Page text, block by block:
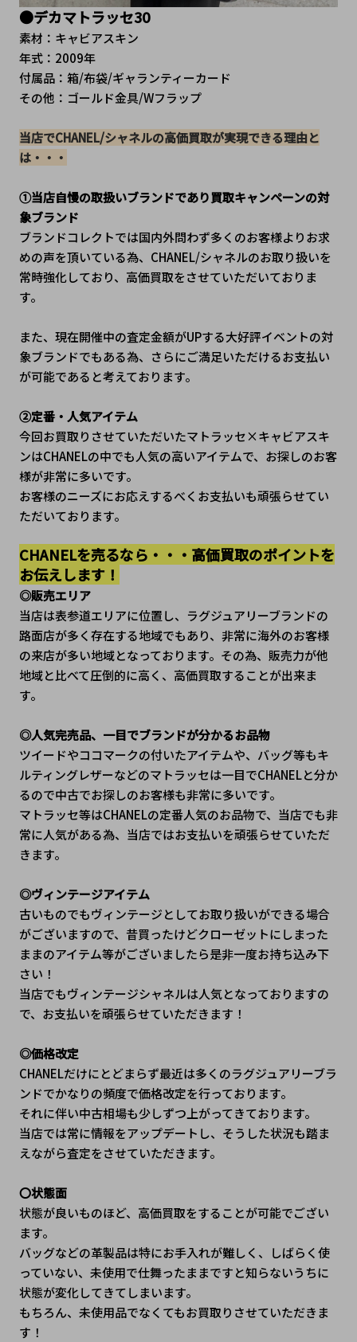
●デカマトラッセ30
素材：キャビアスキン
年式：2009年
付属品：箱/布袋/ギャランティーカード
その他：ゴールド金具/Wフラップ
当店でCHANEL/シャネルの高価買取が実現できる理由と
は・・・
①当店自慢の取扱いブランドであり買取キャンペーンの対
象ブランド
ブランドコレクトでは国内外問わず多くのお客様よりお求
めの声を頂いている為、CHANEL/シャネルのお取り扱いを
常時強化しており、高価買取をさせていただいておりま
す。
また、現在開催中の査定金額がUPする大好評イベントの対
象ブランドでもある為、さらにご満足いただけるお支払い
が可能であると考えております。
②定番・人気アイテム
今回お買取りさせていただいたマトラッセ×キャビアスキ
ンはCHANELの中でも人気の高いアイテムで、お探しのお客
様が非常に多いです。
お客様のニーズにお応えするべくお支払いも頑張らせてい
ただいております。
CHANELを売るなら・・・高価買取のポイントを
お伝えします！
◎販売エリア
当店は表参道エリアに位置し、ラグジュアリーブランドの
路面店が多く存在する地域でもあり、非常に海外のお客様
の来店が多い地域となっております。その為、販売力が他
地域と比べて圧倒的に高く、高価買取することが出来ま
す。
◎人気完売品、一目でブランドが分かるお品物
ツイードやココマークの付いたアイテムや、バッグ等もキ
ルティングレザーなどのマトラッセは一目でCHANELと分か
るので中古でお探しのお客様も非常に多いです。
マトラッセ等はCHANELの定番人気のお品物で、当店でも非
常に人気がある為、当店ではお支払いを頑張らせていただ
きます。
◎ヴィンテージアイテム
古いものでもヴィンテージとしてお取り扱いができる場合
がございますので、昔買ったけどクローゼットにしまった
ままのアイテム等がございましたら是非一度お持ち込み下
さい！
当店でもヴィンテージシャネルは人気となっておりますの
で、お支払いを頑張らせていただきます！
◎価格改定
CHANELだけにとどまらず最近は多くのラグジュアリーブラ
ンドでかなりの頻度で価格改定を行っております。
それに伴い中古相場も少しずつ上がってきております。
当店では常に情報をアップデートし、そうした状況も踏ま
えながら査定をさせていただきます。
〇状態面
状態が良いものほど、高価買取をすることが可能でござい
ます。
バッグなどの革製品は特にお手入れが難しく、しばらく使
っていない、未使用で仕舞ったままですと知らないうちに
状態が変化してきてしまいます。
もちろん、未使用品でなくてもお買取りさせていただきま
す！